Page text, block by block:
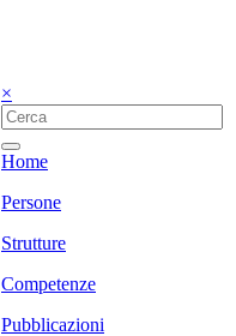
×
Home
Persone
Strutture
Competenze
Pubblicazioni